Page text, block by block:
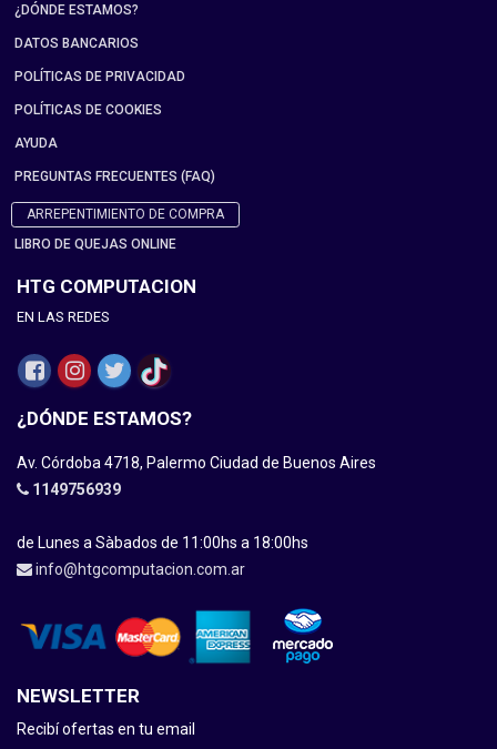
¿DÓNDE ESTAMOS?
DATOS BANCARIOS
POLÍTICAS DE PRIVACIDAD
POLÍTICAS DE COOKIES
AYUDA
PREGUNTAS FRECUENTES (FAQ)
ARREPENTIMIENTO DE COMPRA
LIBRO DE QUEJAS ONLINE
HTG COMPUTACION
EN LAS REDES
¿DÓNDE ESTAMOS?
Av. Córdoba 4718, Palermo Ciudad de Buenos Aires
1149756939
de Lunes a Sàbados de 11:00hs a 18:00hs
info@htgcomputacion.com.ar
NEWSLETTER
Recibí ofertas en tu email